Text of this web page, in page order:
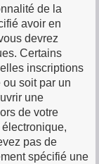
de la
avoir en
devrez
Certains
inscriptions
soit par un
une
de votre
pas de
spécifié une